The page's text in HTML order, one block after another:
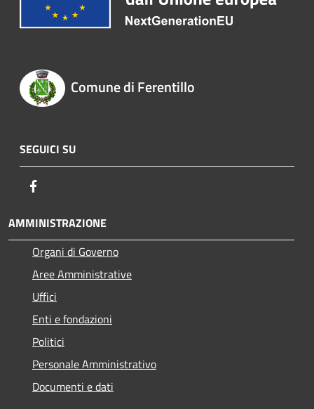
Comune di Ferentillo
SEGUICI SU
AMMINISTRAZIONE
Organi di Governo
Aree Amministrative
Uffici
Enti e fondazioni
Politici
Personale Amministrativo
Documenti e dati